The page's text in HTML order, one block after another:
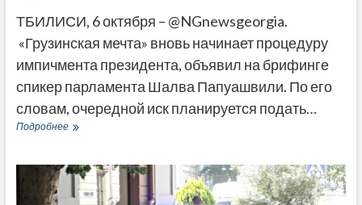
ТБИЛИСИ, 6 октября – @NGnewsgeorgia.
«Грузинская мечта» вновь начинает процедуру
импичмента президента, объявил на брифинге
спикер парламента Шалва Папуашвили. По его
словам, очередной иск планируется подать…
ПодробнееПопытка
мечта»
опять
готовит